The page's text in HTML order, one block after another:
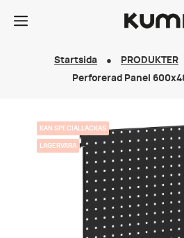
Startsida PRODUKTER
Perforerad Panel
KAN SPECIALLACKAS
LAGERVARA